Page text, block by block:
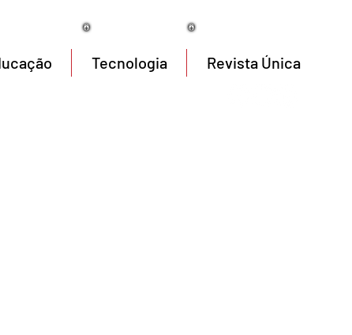
Tecnologia Revista Única